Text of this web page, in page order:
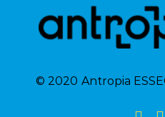
© 2020 Antropia